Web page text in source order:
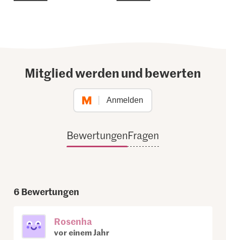
Mitglied werden und bewerten
Anmelden
BewertungenFragen
6 Bewertungen
Rosenha
vor einem Jahr